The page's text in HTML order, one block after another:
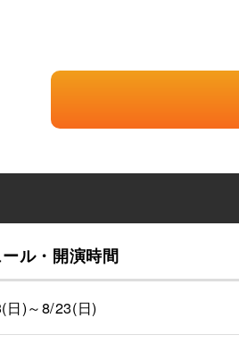
ル・開演時間
日)～8/23(日)